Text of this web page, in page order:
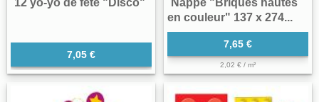
12 yo-yo de fête "Disco"
7,05 €
Nappe "Briques hautes
en couleur" 137 x 274...
7,65 €
2,02 € / m²